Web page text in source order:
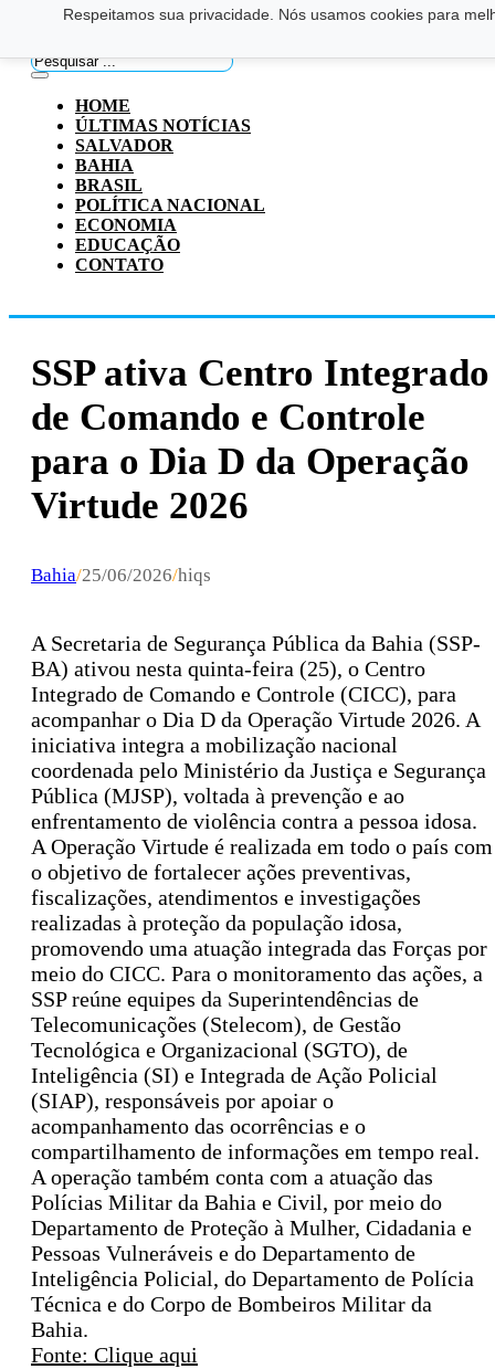
Respeitamos sua privacidade. Nós usamos cookies para
Saltar para o conteúdo principal Ir para o footer
Pesquisar
...
HOME
ÚLTIMAS NOTÍCIAS
SALVADOR
BAHIA
BRASIL
POLÍTICA NACIONAL
ECONOMIA
EDUCAÇÃO
CONTATO
SSP ativa Centro Integrado
de Comando e Controle
para o Dia D da Operação
Virtude 2026
Bahia/25/06/2026/hiqs
A Secretaria de Segurança Pública da Bahia (SSP-
BA) ativou nesta quinta-feira (25), o Centro
Integrado de Comando e Controle (CICC), para
acompanhar o Dia D da Operação Virtude 2026. A
iniciativa integra a mobilização nacional
coordenada pelo Ministério da Justiça e Segurança
Pública (MJSP), voltada à prevenção e ao
enfrentamento de violência contra a pessoa idosa.
A Operação Virtude é realizada em todo o país com
o objetivo de fortalecer ações preventivas,
fiscalizações, atendimentos e investigações
realizadas à proteção da população idosa,
promovendo uma atuação integrada das Forças por
meio do CICC. Para o monitoramento das ações, a
SSP reúne equipes da Superintendências de
Telecomunicações (Stelecom), de Gestão
Tecnológica e Organizacional (SGTO), de
Inteligência (SI) e Integrada de Ação Policial
(SIAP), responsáveis por apoiar o
acompanhamento das ocorrências e o
compartilhamento de informações em tempo real.
A operação também conta com a atuação das
Polícias Militar da Bahia e Civil, por meio do
Departamento de Proteção à Mulher, Cidadania e
Pessoas Vulneráveis e do Departamento de
Inteligência Policial, do Departamento de Polícia
Técnica e do Corpo de Bombeiros Militar da
Bahia.
Fonte: Clique aqui